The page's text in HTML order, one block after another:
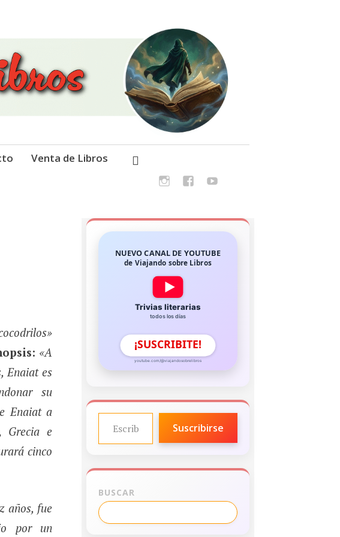
Venta de Libros
«A
Enaiat es
su
Enaiat a
Grecia e
cinco
años, fue
por un
NUEVO CANAL DE YOUTUBE
de Viajando sobre Libros
Trivias literarias
todos los días
¡SUSCRIBITE!
youtube.com/@viajandosobrelibros
ESCRIBE TU CORREO ELECTRÓNICO…
Suscribirse
BUSCAR